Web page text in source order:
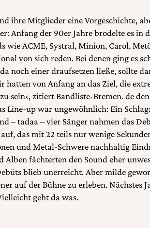
ihre Mitglieder eine Vorgeschichte,
Anfang der 90er Jahre brodelte es in
wie ACME, Systral, Minion, Carol,
von sich reden. Bei denen ging es
noch einer draufsetzen ließe, sollte
hatten von Anfang an das Ziel, die
sein‹, zitiert Bandliste-Bremen. de den
Line-up war ungewöhnlich: Ein
– tadaa – vier Sänger nahmen das
das mit 22 teils nur wenige
und Metal-Schwere nachhaltig
Alben fächterten den Sound eher
blieb unerreicht. Aber milde
auf der Bühne zu erleben. Nächstes
geht da was.